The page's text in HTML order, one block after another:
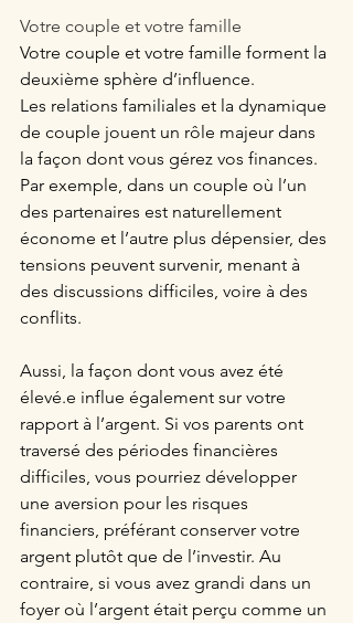
Votre couple et votre famille
Votre couple et votre famille forment la
deuxième sphère d’influence.
Les relations familiales et la dynamique
de couple jouent un rôle majeur dans
la façon dont vous gérez vos finances.
Par exemple, dans un couple où l’un
des partenaires est naturellement
économe et l’autre plus dépensier, des
tensions peuvent survenir, menant à
des discussions difficiles, voire à des
conflits.
Aussi, la façon dont vous avez été
élevé.e influe également sur votre
rapport à l’argent. Si vos parents ont
traversé des périodes financières
difficiles, vous pourriez développer
une aversion pour les risques
financiers, préférant conserver votre
argent plutôt que de l’investir. Au
contraire, si vous avez grandi dans un
foyer où l’argent était perçu comme un